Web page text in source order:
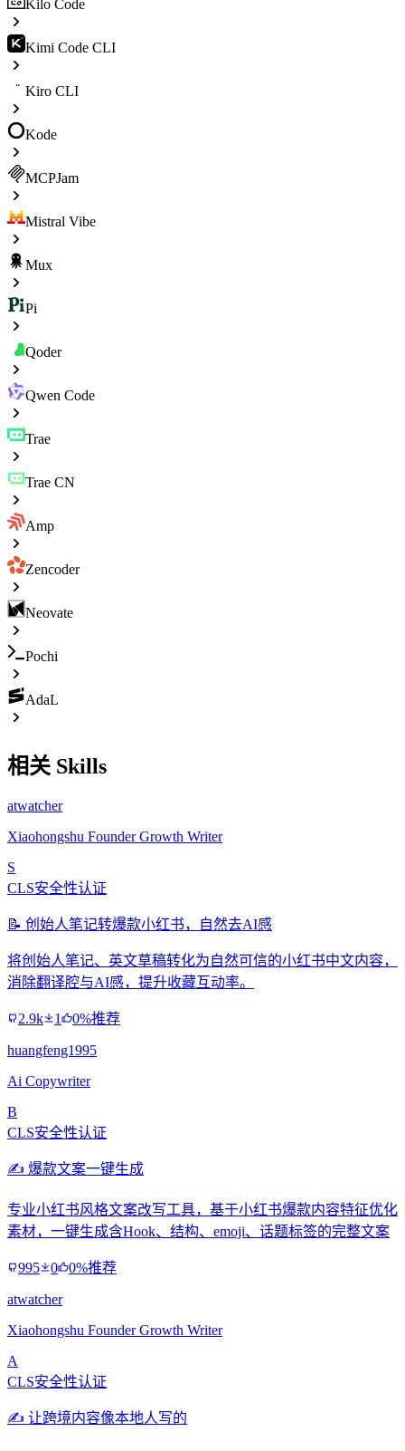
Kilo Code
Kimi Code CLI
Kiro CLI
Kode
MCPJam
Mistral Vibe
Mux
Pi
Qoder
Qwen Code
Trae
Trae CN
Amp
Zencoder
Neovate
Pochi
AdaL
相关 Skills
atwatcher
Xiaohongshu Founder Growth Writer
S
CLS安全性认证
📝 创始人笔记转爆款小红书，自然去AI感
将创始人笔记、英文草稿转化为自然可信的小红书中文内容，
消除翻译腔与AI感，提升收藏互动率。
2.9k 1 0%推荐
huangfeng1995
Ai Copywriter
B
CLS安全性认证
✍️ 爆款文案一键生成
专业小红书风格文案改写工具，基于小红书爆款内容特征优化
素材，一键生成含Hook、结构、emoji、话题标签的完整文案
995 0 0%推荐
atwatcher
Xiaohongshu Founder Growth Writer
A
CLS安全性认证
✍️ 让跨境内容像本地人写的